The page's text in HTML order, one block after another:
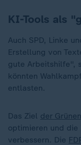
KI-Tools als
Auch SPD, Linke
Erstellung von
gute Arbeitshilfe",
könnten
entlasten.
Das Ziel der Grünen
optimieren und
verbessern. Die